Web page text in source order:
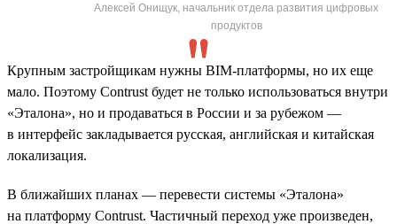
Алексей Онищук, начальник отдела развития цифровых
продуктов
Крупным застройщикам нужны BIM-платформы, но их еще
мало. Поэтому Contrust будет не только использоваться внутри
«Эталона», но и продаваться в России и за рубежом —
в интерфейс закладывается русская, английская и китайская
локализация.
В ближайших планах — перевести системы «Эталона»
на платформу Contrust. Частичный переход уже произведен,